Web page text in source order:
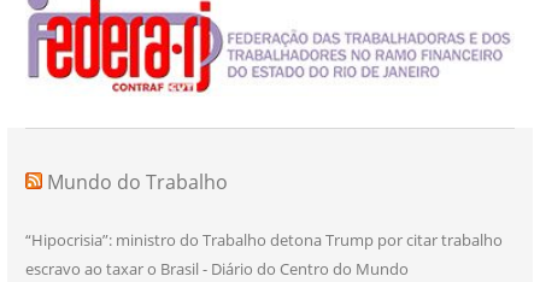
Mundo do Trabalho
“Hipocrisia”: ministro do Trabalho detona Trump por citar trabalho
escravo ao taxar o Brasil - Diário do Centro do Mundo